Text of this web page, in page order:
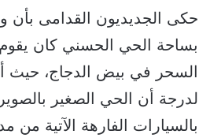
حكى الجديديون القدامى بأن
بساحة الحي الحسني كان
السحر في بيض الدجاج، حيث
لدرجة أن الحي الصغير
بالسيارات الفارهة الآتية من